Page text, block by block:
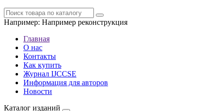
Например: Например реконструкция
Главная
О нас
Контакты
Как купить
Журнал IJCCSE
Информация для авторов
Новости
Каталог изданий